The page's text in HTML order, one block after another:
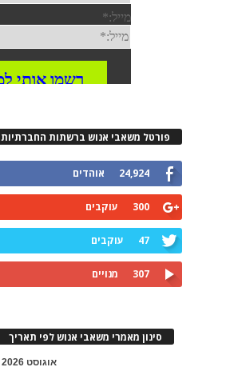
פורטל משאבי אנוש ברשתות החברתיות
24,924 אוהדים
300 עוקבים
47 עוקבים
307 מנויים
סינון מאמרי משאבי אנוש לפי תאריך
אוגוסט 2026